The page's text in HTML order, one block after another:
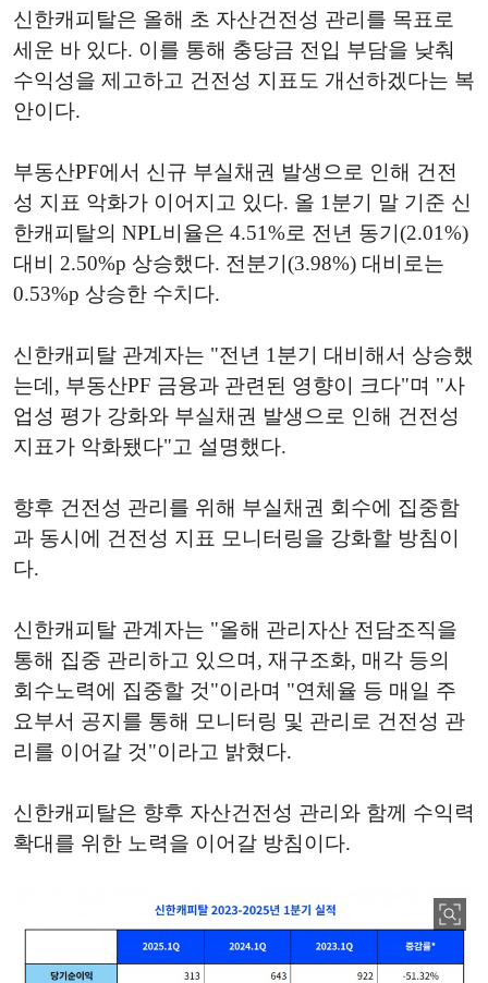
신한캐피탈은 올해 초 자산건전성 관리를 목표로
세운 바 있다. 이를 통해 충당금 전입 부담을 낮춰
수익성을 제고하고 건전성 지표도 개선하겠다는 복
안이다.
부동산PF에서 신규 부실채권 발생으로 인해 건전
성 지표 악화가 이어지고 있다. 올 1분기 말 기준 신
한캐피탈의 NPL비율은 4.51%로 전년 동기(2.01%)
대비 2.50%p 상승했다. 전분기(3.98%) 대비로는
0.53%p 상승한 수치다.
신한캐피탈 관계자는 "전년 1분기 대비해서 상승했
는데, 부동산PF 금융과 관련된 영향이 크다"며 "사
업성 평가 강화와 부실채권 발생으로 인해 건전성
지표가 악화됐다"고 설명했다.
향후 건전성 관리를 위해 부실채권 회수에 집중함
과 동시에 건전성 지표 모니터링을 강화할 방침이
다.
신한캐피탈 관계자는 "올해 관리자산 전담조직을
통해 집중 관리하고 있으며, 재구조화, 매각 등의
회수노력에 집중할 것"이라며 "연체율 등 매일 주
요부서 공지를 통해 모니터링 및 관리로 건전성 관
리를 이어갈 것"이라고 밝혔다.
신한캐피탈은 향후 자산건전성 관리와 함께 수익력
확대를 위한 노력을 이어갈 방침이다.